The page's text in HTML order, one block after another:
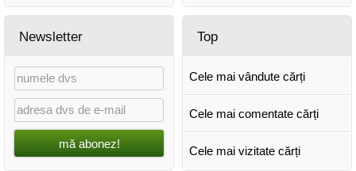
Newsletter
mă abonez!
Top
Cele mai vândute cărți
Cele mai comentate cărți
Cele mai vizitate cărți